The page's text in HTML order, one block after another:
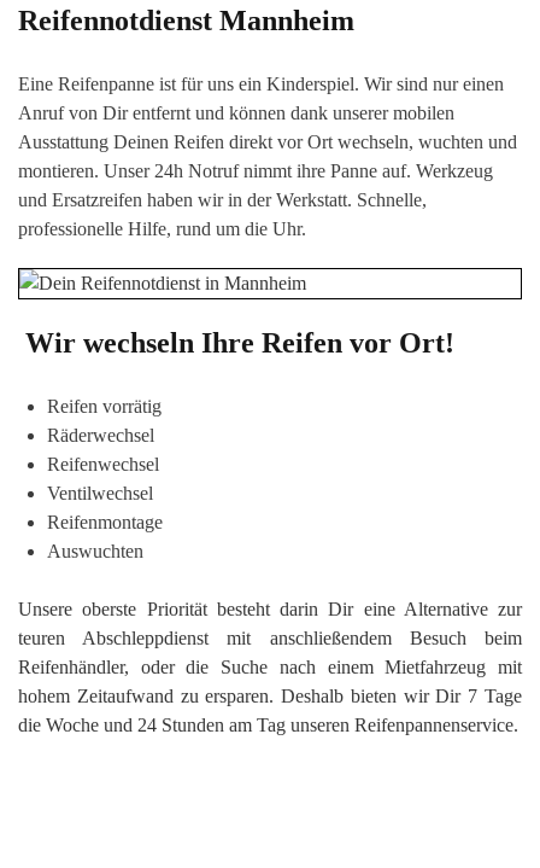
Reifennotdienst Mannheim
Eine Reifenpanne ist für uns ein Kinderspiel. Wir sind nur einen
Anruf von Dir entfernt und können dank unserer mobilen
Ausstattung Deinen Reifen direkt vor Ort wechseln, wuchten und
montieren. Unser 24h Notruf nimmt ihre Panne auf. Werkzeug
und Ersatzreifen haben wir in der Werkstatt. Schnelle,
professionelle Hilfe, rund um die Uhr.
Wir wechseln Ihre Reifen vor Ort!
Reifen vorrätig
Räderwechsel
Reifenwechsel
Ventilwechsel
Reifenmontage
Auswuchten
Unsere oberste Priorität besteht darin Dir eine Alternative zur
teuren Abschleppdienst mit anschließendem Besuch beim
Reifenhändler, oder die Suche nach einem Mietfahrzeug mit
hohem Zeitaufwand zu ersparen. Deshalb bieten wir Dir 7 Tage
die Woche und 24 Stunden am Tag unseren Reifenpannenservice.